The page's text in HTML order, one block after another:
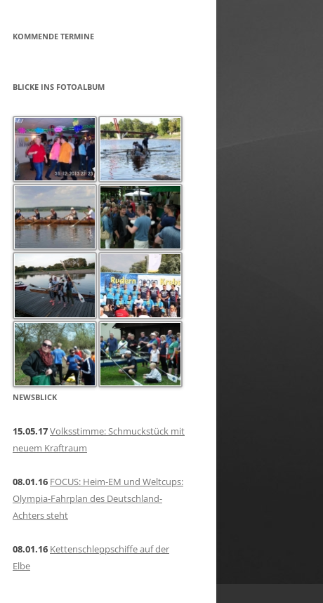
KOMMENDE TERMINE
BLICKE INS FOTOALBUM
NEWSBLICK
15.05.17Volksstimme: Schmuckstück mit
neuem Kraftraum
08.01.16 FOCUS: Heim-EM und Weltcups:
Olympia-Fahrplan des Deutschland-
Achters steht
08.01.16 Kettenschleppschiffe auf der
Elbe